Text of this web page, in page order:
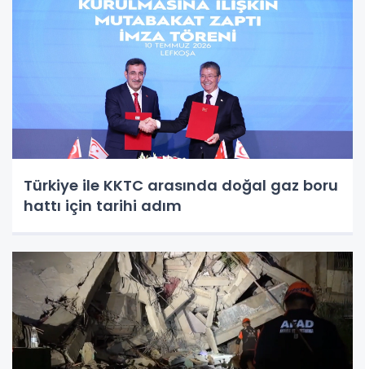
Türkiye ile KKTC arasında doğal gaz boru
hattı için tarihi adım